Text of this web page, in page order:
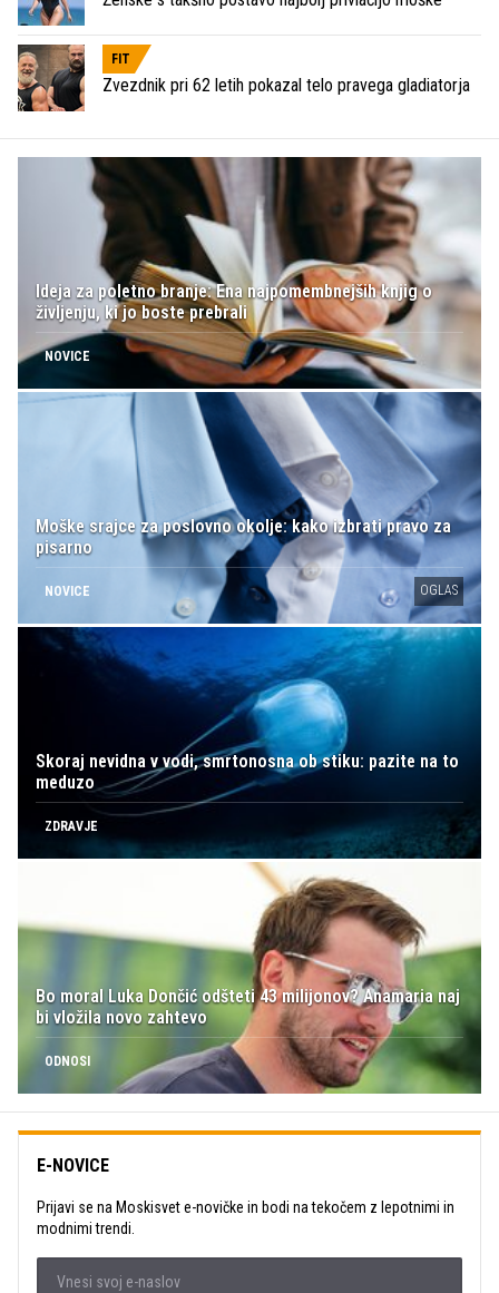
FIT
Zvezdnik pri 62 letih pokazal telo pravega gladiatorja
Ideja za poletno branje: Ena najpomembnejših knjig o
življenju, ki jo boste prebrali
NOVICE
Moške srajce za poslovno okolje: kako izbrati pravo za
pisarno
NOVICE OGLAS
Skoraj nevidna v vodi, smrtonosna ob stiku: pazite na to
meduzo
ZDRAVJE
Bo moral Luka Dončić odšteti 43 milijonov? Anamaria naj
bi vložila novo zahtevo
ODNOSI
E-NOVICE
Prijavi se na Moskisvet e-novičke in bodi na tekočem z lepotnimi in
modnimi trendi.